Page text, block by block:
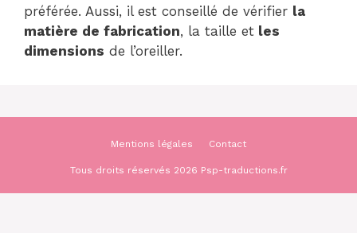
préférée. Aussi, il est conseillé de vérifier la
matière de fabrication, la taille et les
dimensions de l’oreiller.
Mentions légales Contact
Tous droits réservés 2026 Psp-traductions.fr